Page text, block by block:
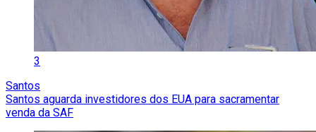
3
Santos
Santos aguarda investidores dos EUA para sacramentar
venda da SAF